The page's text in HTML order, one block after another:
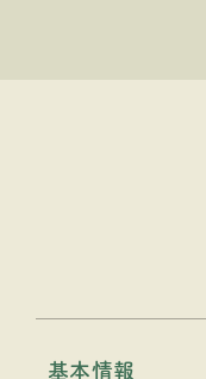
基本情報